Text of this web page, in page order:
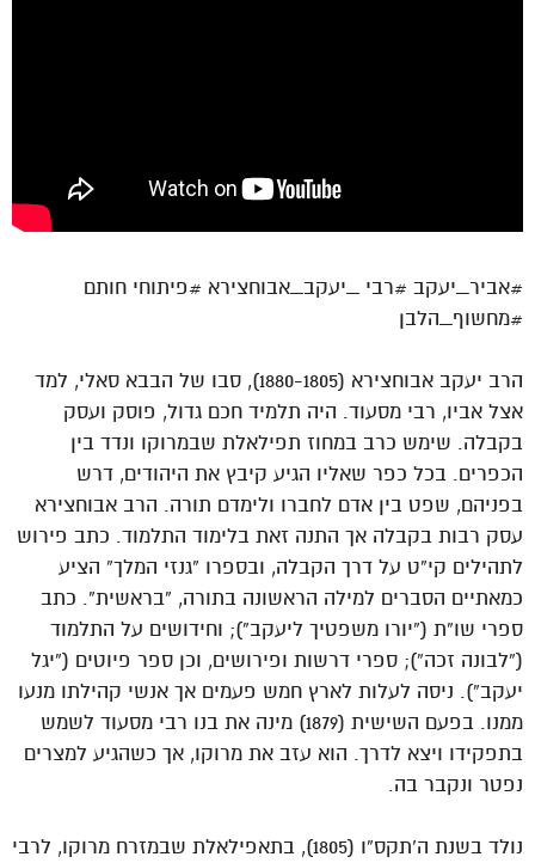
#אביר_יעקב #רבי _יעקב_אבוחצירא #פיתוחי חותם
#מחשוף_הלבן
הרב יעקב אבוחצירא (1880-1805), סבו של הבבא סאלי, למד
אצל אביו, רבי מסעוד. היה תלמיד חכם גדול, פוסק ועסק
בקבלה. שימש כרב במחוז תפילאלת שבמרוקו ונדד בין
הכפרים. בכל כפר שאליו הגיע קיבץ את היהודים, דרש
בפניהם, שפט בין אדם לחברו ולימדם תורה. הרב אבוחצירא
עסק רבות בקבלה אך התנה זאת בלימוד התלמוד. כתב פירוש
לתהילים קי”ט על דרך הקבלה, ובספרו “גנזי המלך” הציע
כמאתיים הסברים למילה הראשונה בתורה, “בראשית”. כתב
ספרי שו”ת (“יורו משפטיך ליעקב”); וחידושים על התלמוד
(“לבונה זכה”); ספרי דרשות ופירושים, וכן ספר פיוטים (“יגל
יעקב”). ניסה לעלות לארץ חמש פעמים אך אנשי קהילתו מנעו
ממנו. בפעם השישית (1879) מינה את בנו רבי מסעוד לשמש
בתפקידו ויצא לדרך. הוא עזב את מרוקו, אך כשהגיע למצרים
נפטר ונקבר בה.
נולד בשנת ה’תקס”ו (1805), בתאפילאלת שבמזרח מרוקו, לרבי